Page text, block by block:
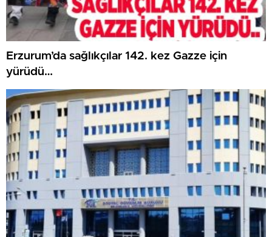
Erzurum’da sağlıkçılar 142. kez Gazze için
yürüdü…